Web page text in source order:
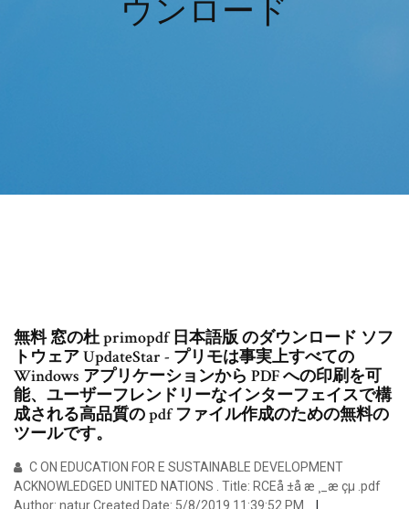
ウンロード
無料 窓の杜 primopdf 日本語版 のダウンロード ソフ
トウェア UpdateStar - プリモは事実上すべての
Windows アプリケーションから PDF への印刷を可
能、ユーザーフレンドリーなインターフェイスで構
成される高品質の pdf ファイル作成のための無料の
ツールです。
C ON EDUCATION FOR E SUSTAINABLE DEVELOPMENT
ACKNOWLEDGED UNITED NATIONS . Title: RCEå ±å æ ¸_æ çµ .pdf
Author: natur Created Date: 5/8/2019 11:39:52 PM